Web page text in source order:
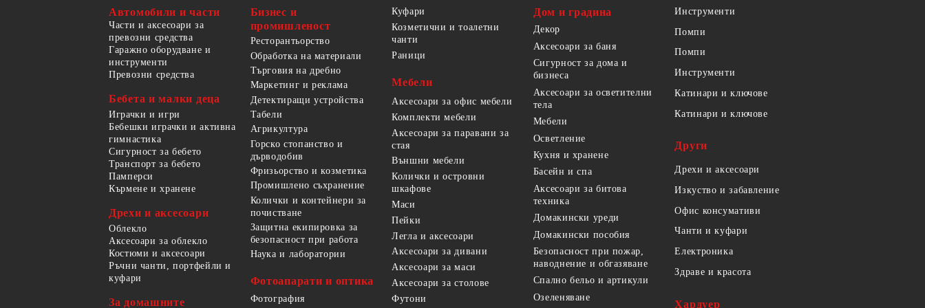
Автомобили и части
Части и аксесоари за
превозни средства
Гаражно оборудване и
инструменти
Превозни средства
Бебета и малки деца
Играчки и игри
Бебешки играчки и активна
гимнастика
Сигурност за бебето
Транспорт за бебето
Памперси
Кърмене и хранене
Дрехи и аксесоари
Облекло
Аксесоари за облекло
Костюми и аксесоари
Ръчни чанти, портфейли и
куфари
За домашните
Бизнес и
промишленост
Ресторантьорство
Обработка на материали
Търговия на дребно
Маркетинг и реклама
Детектиращи устройства
Табели
Агрикултура
Горско стопанство и
дърводобив
Фризьорство и козметика
Промишлено съхранение
Колички и контейнери за
почистване
Защитна екипировка за
безопасност при работа
Наука и лаборатории
Фотоапарати и оптика
Фотография
Куфари
Козметични и тоалетни
чанти
Раници
Мебели
Аксесоари за офис мебели
Комплекти мебели
Аксесоари за паравани за
стая
Външни мебели
Колички и островни
шкафове
Маси
Пейки
Легла и аксесоари
Аксесоари за дивани
Аксесоари за маси
Аксесоари за столове
Футони
Дом и градина
Декор
Аксесоари за баня
Сигурност за дома и
бизнеса
Аксесоари за осветителни
тела
Мебели
Осветление
Кухня и хранене
Басейн и спа
Аксесоари за битова
техника
Домакински уреди
Домакински пособия
Безопасност при пожар,
наводнение и обгазяване
Спално бельо и артикули
Озеленяване
Инструменти
Помпи
Помпи
Инструменти
Катинари и ключове
Катинари и ключове
Други
Дрехи и аксесоари
Изкуство и забавление
Офис консумативи
Чанти и куфари
Електроника
Здраве и красота
Хардуер